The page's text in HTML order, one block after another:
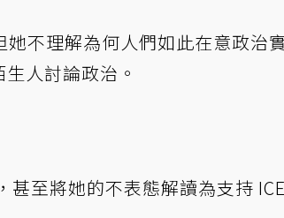
不理解為何人們如此在意政治
人討論政治。
至將她的不表態解讀為支持 ICE